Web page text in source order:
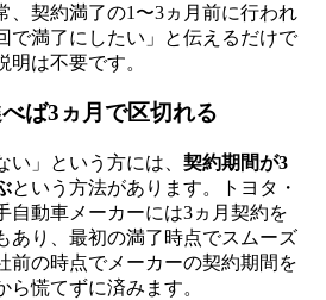
、契約満了の1〜3ヵ月前に行われ
で満了にしたい」と伝えるだけで
明は不要です。
ば3ヵ月で区切れる
い」という方には、 契約期間が3
という方法があります。トヨタ・
自動車メーカーには3ヵ月契約を
あり、最初の満了時点でスムーズ
前の時点でメーカーの契約期間を
慌てずに済みます。